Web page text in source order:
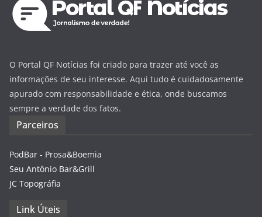
O Portal QF Notícias foi criado para trazer até você as
informações de seu interesse. Aqui tudo é cuidadosamente
apurado com responsabilidade e ética, onde buscamos
sempre a verdade dos fatos.
Parceiros
PodBar - Prosa&Boemia
Seu Antônio Bar&Grill
JC Topográfia
Link Úteis